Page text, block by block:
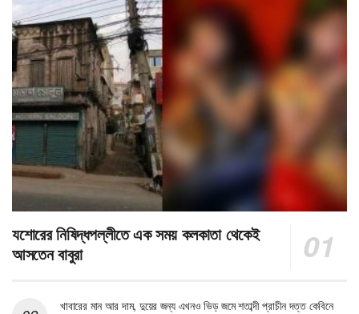
যশোরের নিষিদ্ধপল্লীতে এক সময় কলকাতা থেকেই
আসতেন বাবুরা
খাবারের মান আর দাম, দুয়ের জন্য এখনও ভিড় জমে শতাব্দী প্রাচীন দত্ত কেবিনে